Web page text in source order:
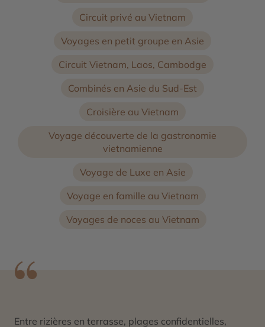
Circuit privé au Vietnam
Voyages en petit groupe en Asie
Circuit Vietnam, Laos, Cambodge
Combinés en Asie du Sud-Est
Croisière au Vietnam
Voyage découverte de la gastronomie
vietnamienne
Voyage de Luxe en Asie
Voyage en famille au Vietnam
Voyages de noces au Vietnam
Entre rizières en terrasse, plages confidentielles,